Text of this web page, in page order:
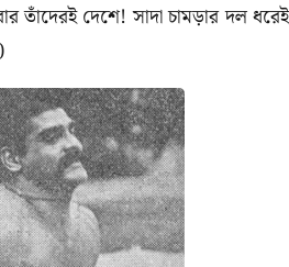
তাঁদেরই দেশে! সাদা চামড়ার দল ধরেই